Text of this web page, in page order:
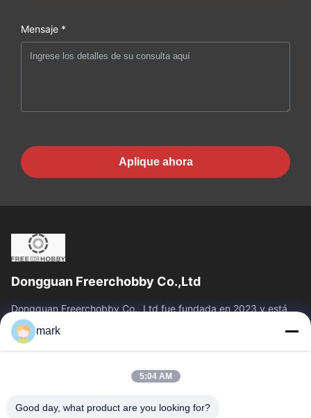
Mensaje *
Aplique ahora
Dongguan Freerchobby Co.,Ltd
Dongguan Freerchobby Co., Ltd fue fundada en 2023 y está
ubicada en Dongguan, conocida como la fábrica del mundo.La
moderna fábrica de Ltd. se...
Vínculos Rápidos
Productos
Sobre Nosotros
Visita A La Fábrica
mark
5:04 AM
Good day, what product are you looking for?